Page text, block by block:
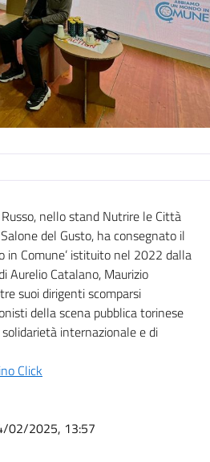
nello stand Nutrire le Città
del Gusto, ha consegnato il
in Comune’ istituito nel 2022 dalla
Aurelio Catalano, Maurizio
suoi dirigenti scomparsi
della scena pubblica torinese
internazionale e di
Click
02/2025, 13:57